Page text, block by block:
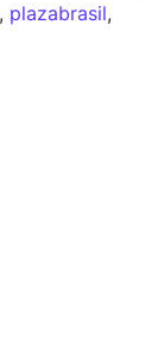
, plazabrasil,